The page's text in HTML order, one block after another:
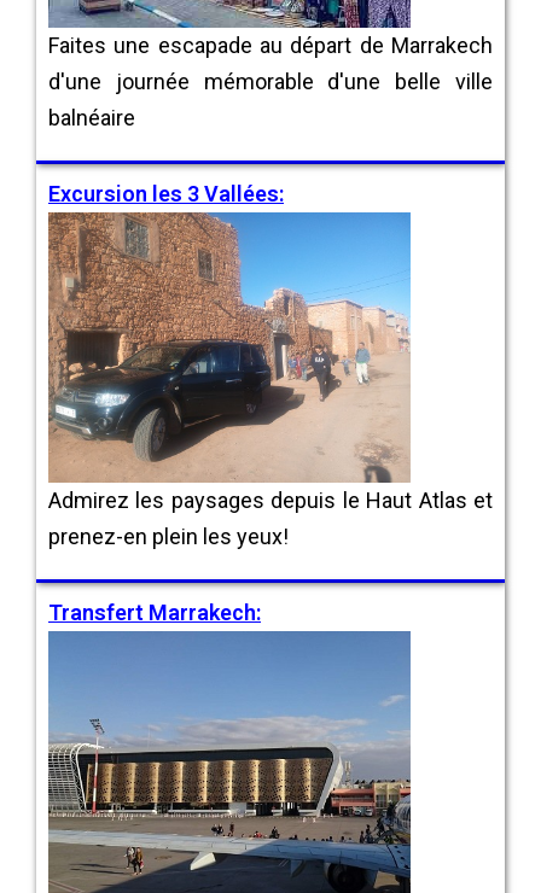
Faites une escapade au départ de Marrakech
d'une journée mémorable d'une belle ville
balnéaire
Excursion les 3 Vallées:
Admirez les paysages depuis le Haut Atlas et
prenez-en plein les yeux!
Transfert Marrakech: